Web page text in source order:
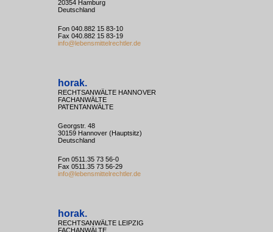
20354 Hamburg
Deutschland
Fon 040.882 15 83-10
Fax 040.882 15 83-19
info@lebensmittelrechtler.de
horak.
RECHTSANWÄLTE HANNOVER
FACHANWÄLTE
PATENTANWÄLTE
Georgstr. 48
30159 Hannover (Hauptsitz)
Deutschland
Fon 0511.35 73 56-0
Fax 0511.35 73 56-29
info@lebensmittelrechtler.de
horak.
RECHTSANWÄLTE LEIPZIG
FACHANWÄLTE